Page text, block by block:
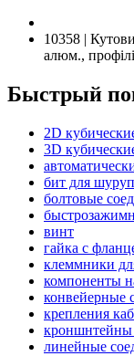
10358 |
алюм.,
Быстрый
2D
3D
бит для
болтовые
винт
гайка с
клеммники
компоненты
конвейерные
крепления
кроншнтейны
линейные